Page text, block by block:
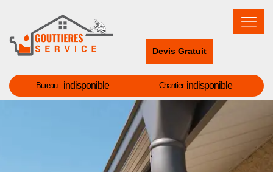
Devis Gratuit
Bureau indisponible Chantier indisponible